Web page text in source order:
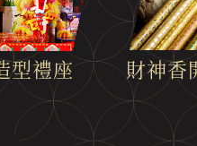
型禮座 財神香